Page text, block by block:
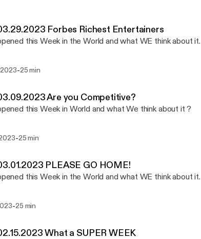
Forbes Richest Entertainers
this Week in the World and what WE think about it.
-25 min
Are you Competitive?
this Week in World and what We think about it ?
-25 min
PLEASE GO HOME!
this Week in the World and what WE think about it.
-25 min
What a SUPER WEEK